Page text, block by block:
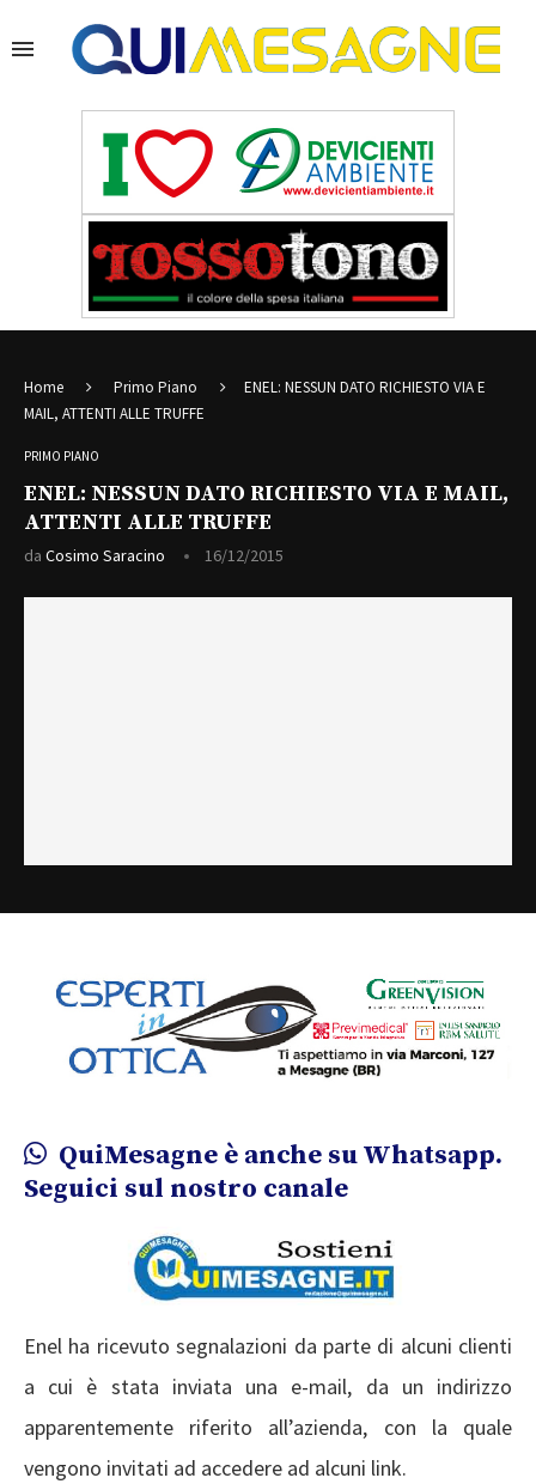
Home Primo Piano
ENEL: NESSUN DATO RICHIESTO VIA E
MAIL, ATTENTI ALLE TRUFFE
PRIMO PIANO
ENEL: NESSUN DATO RICHIESTO VIA E MAIL,
ATTENTI ALLE TRUFFE
da Cosimo Saracino 16/12/2015
QuiMesagne è anche su Whatsapp.
Seguici sul nostro canale
Enel ha ricevuto segnalazioni da parte di alcuni clienti
a cui è stata inviata una e-mail, da un indirizzo
apparentemente riferito all’azienda, con la quale
vengono invitati ad accedere ad alcuni link.